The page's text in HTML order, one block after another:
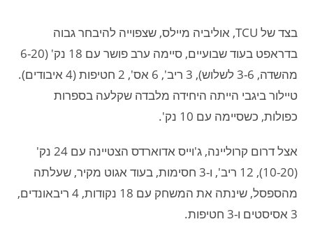
בצד של TCU, אוליביה מיילס, שצפוייה להיבחר גבוה
בדראפט בעוד שבועיים, סיימה ערב פושר עם 18 נק' (6-20
מהשדה, 3-6 לשלוש), 3 ריב', 6 אס', 2 חטיפות (4 איבודים).
טיילור ביגבי הייתה היחידה מלבדה שקלעה בספרות
כפולות, כשסיימה עם 10 נק'.
אצל דרום קרוליינה, ג'וייס אדוארדס הצטיינה עם 24 נק'
(10-20), 12 ריב', ו-3 חסימות, בעוד אגוט מקיר, שעלתה
מהספסל, שינתה את המשחק עם 18 נקודות, 4 ריבאונדים,
3 אסיסטים ו-3 חטיפות.